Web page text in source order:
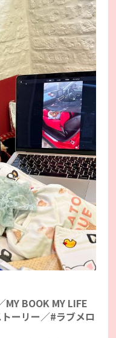
BOOK MY LIFE
ーリー／#ラブメロ